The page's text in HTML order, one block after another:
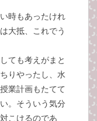
時もあったけれ
大抵、これでう
ても考えがまと
りやったし、水
業計画もたてて
。そういう気分
こけるのであ